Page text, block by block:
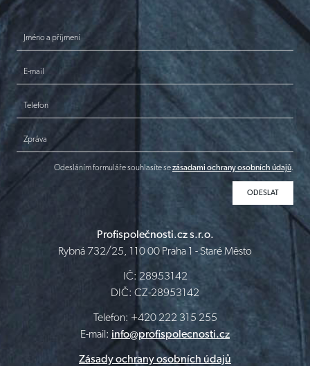
Jméno a příjmení
E-mail
Telefon
Zpráva
Odesláním formuláře souhlasíte sezásadami ochrany osobních údajů.
Profispolečnosti.cz s.r.o.
Rybná 732/25, 110 00 Praha 1 - Staré Město
IČ: 28953142
DIČ: CZ-28953142
Telefon: +420 222 315 255
E-mail: info@profispolecnosti.cz
Zásady ochrany osobních údajů